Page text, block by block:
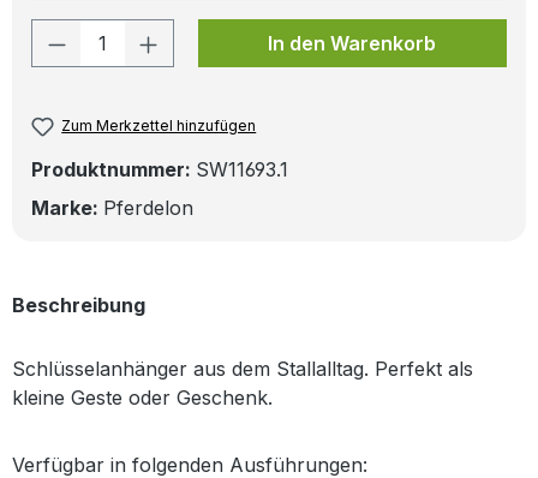
Produkt Anzahl: Gib den
In den Warenkorb
Zum Merkzettel hinzufügen
Produktnummer: SW11693.1
Marke: Pferdelon
Beschreibung
Schlüsselanhänger aus dem Stallalltag. Perfekt als
kleine Geste oder Geschenk.
Verfügbar in folgenden Ausführungen: